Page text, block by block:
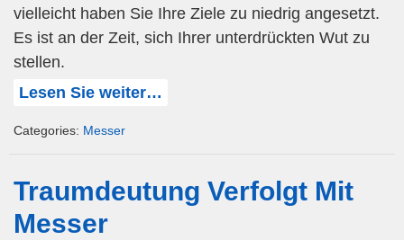
vielleicht haben Sie Ihre Ziele zu niedrig angesetzt.
Es ist an der Zeit, sich Ihrer unterdrückten Wut zu
stellen.
Lesen Sie weiter…
Categories: Messer
Traumdeutung Verfolgt Mit
Messer